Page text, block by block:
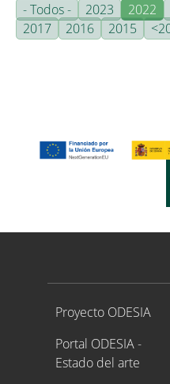
- Todos -
2023 2022
2017
2016 2015
Proyecto ODESIA
Proyecto ODESIA
Portal ODESIA -
Estado del arte